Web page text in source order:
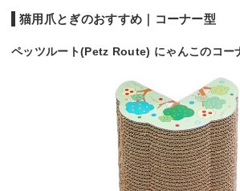
猫用爪とぎのおすすめ｜コーナー型
ペッツルート(Petz Route) にゃんこのコー